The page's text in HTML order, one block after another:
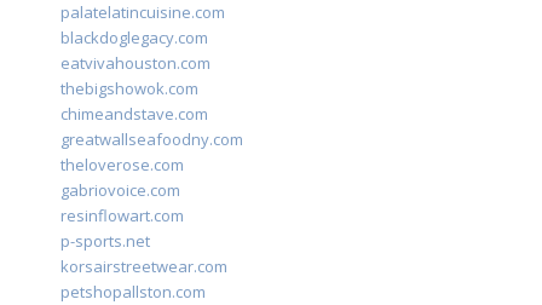
palatelatincuisine.com
blackdoglegacy.com
eatvivahouston.com
thebigshowok.com
chimeandstave.com
greatwallseafoodny.com
theloverose.com
gabriovoice.com
resinflowart.com
p-sports.net
korsairstreetwear.com
petshopallston.com